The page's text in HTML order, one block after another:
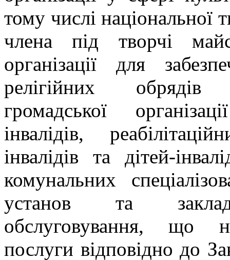
тому числі національної
члена під творчі
організації для
релігійних
громадської
інвалідів,
інвалідів та дітей-
комунальних
установ та
обслуговування, що
послуги відповідно до